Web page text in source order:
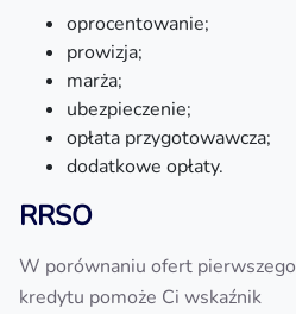
oprocentowanie;
prowizja;
marża;
ubezpieczenie;
opłata przygotowawcza;
dodatkowe opłaty.
RRSO
W porównaniu ofert pierwszego
kredytu pomoże Ci wskaźnik